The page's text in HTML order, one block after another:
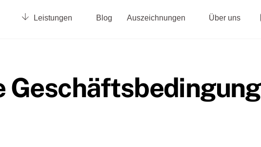
Leistungen Blog Auszeichnungen Über uns